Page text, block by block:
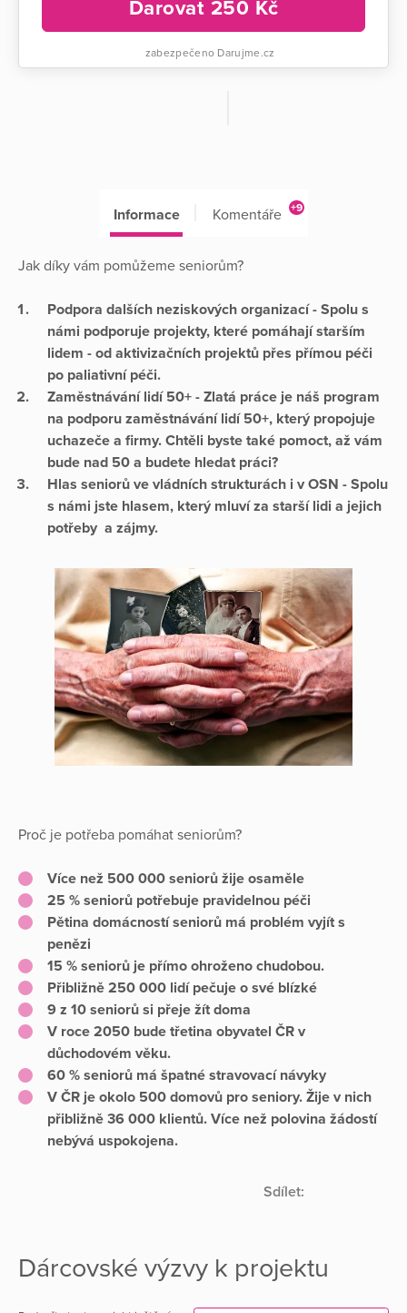
Darovat 250 Kč
zabezpečeno Darujme.cz
Informace Komentáře +9
Jak díky vám pomůžeme seniorům?
Podpora dalších neziskových organizací - Spolu s
námi podporuje projekty, které pomáhají starším
lidem - od aktivizačních projektů přes přímou péči
po paliativní péči.
Zaměstnávání lidí 50+ - Zlatá práce je náš program
na podporu zaměstnávání lidí 50+, který propojuje
uchazeče a firmy. Chtěli byste také pomoct, až vám
bude nad 50 a budete hledat práci?
Hlas seniorů ve vládních strukturách i v OSN - Spolu
s námi jste hlasem, který mluví za starší lidi a jejich
potřeby a zájmy.
Proč je potřeba pomáhat seniorům?
Více než 500 000 seniorů žije osaměle
25 % seniorů potřebuje pravidelnou péči
Pětina domácností seniorů má problém vyjít s
penězi
15 % seniorů je přímo ohroženo chudobou.
Přibližně 250 000 lidí pečuje o své blízké
9 z 10 seniorů si přeje žít doma
V roce 2050 bude třetina obyvatel ČR v
důchodovém věku.
60 % seniorů má špatné stravovací návyky
V ČR je okolo 500 domovů pro seniory. Žije v nich
přibližně 36 000 klientů. Více než polovina žádostí
nebývá uspokojena.
Sdílet:
Dárcovské výzvy k projektu